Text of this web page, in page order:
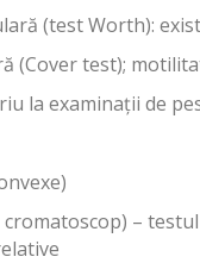
(test Worth):
(Cover test);
la examinaţii de
–